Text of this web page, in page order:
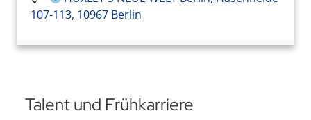
107-113, 10967 Berlin
Talent und Frühkarriere